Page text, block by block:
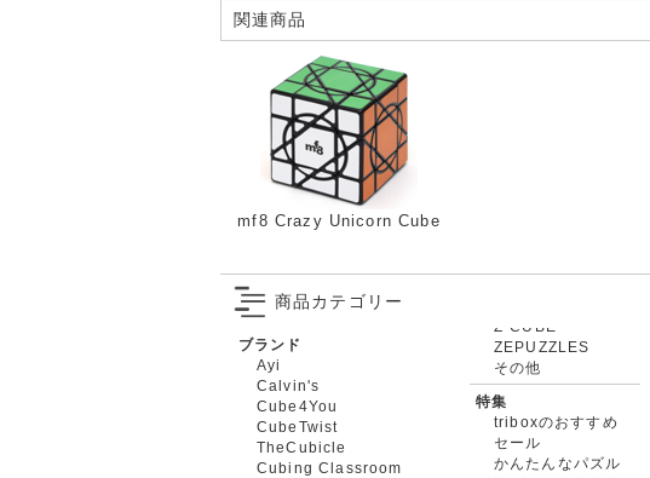
関連商品
mf8 Crazy Unicorn Cube
商品カテゴリー
ブランド
Ayi
Calvin's
Cube4You
CubeTwist
TheCubicle
Cubing Classroom
ZEPUZZLES
その他
特集
triboxのおすすめ
セール
かんたんなパズル